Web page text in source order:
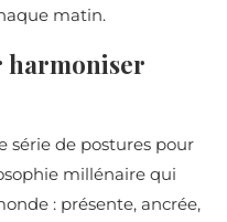
matin.
harmoniser
série de postures pour
millénaire qui
: présente, ancrée,